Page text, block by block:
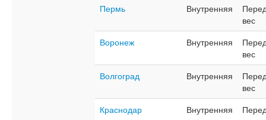
Пермь
Внутренняя
вес
Воронеж
Внутренняя
вес
Волгоград
Внутренняя
вес
Краснодар
Внутренняя